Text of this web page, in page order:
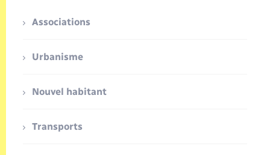
Associations
Urbanisme
Nouvel habitant
Transports